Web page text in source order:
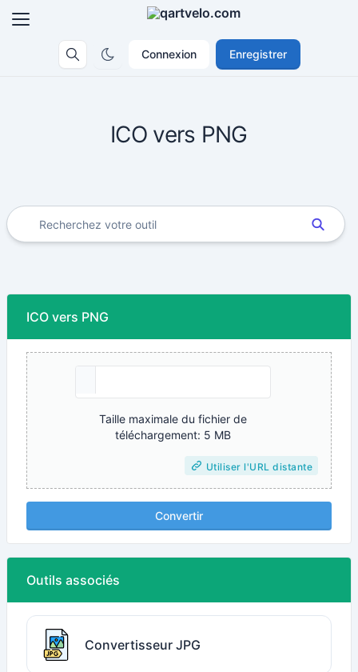
Connexion Enregistrer
ICO vers PNG
ICO vers PNG
Taille maximale du fichier de
téléchargement: 5 MB
Utiliser l'URL distante
Convertir
Outils associés
Convertisseur JPG